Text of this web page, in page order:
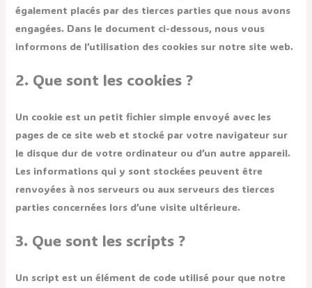
également placés par des tierces parties que nous avons
engagées. Dans le document ci-dessous, nous vous
informons de l’utilisation des cookies sur notre site web.
2. Que sont les cookies ?
Un cookie est un petit fichier simple envoyé avec les
pages de ce site web et stocké par votre navigateur sur
le disque dur de votre ordinateur ou d’un autre appareil.
Les informations qui y sont stockées peuvent être
renvoyées à nos serveurs ou aux serveurs des tierces
parties concernées lors d’une visite ultérieure.
3. Que sont les scripts ?
Un script est un élément de code utilisé pour que notre